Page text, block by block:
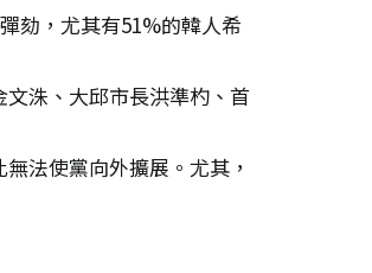
劾，尤其有51%的韓人希
洙、大邱市長洪準杓、首
法使黨向外擴展。尤其，